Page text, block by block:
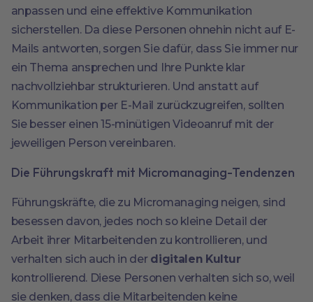
anpassen und eine effektive Kommunikation
sicherstellen. Da diese Personen ohnehin nicht auf E-
Mails antworten, sorgen Sie dafür, dass Sie immer nur
ein Thema ansprechen und Ihre Punkte klar
nachvollziehbar strukturieren. Und anstatt auf
Kommunikation per E-Mail zurückzugreifen, sollten
Sie besser einen 15-minütigen Videoanruf mit der
jeweiligen Person vereinbaren.
Die Führungskraft mit Micromanaging-Tendenzen
Führungskräfte, die zu Micromanaging neigen, sind
besessen davon, jedes noch so kleine Detail der
Arbeit ihrer Mitarbeitenden zu kontrollieren, und
verhalten sich auch in der digitalen Kultur
kontrollierend. Diese Personen verhalten sich so, weil
sie denken, dass die Mitarbeitenden keine